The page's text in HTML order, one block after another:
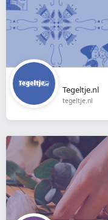
Tegeltje.nl
tegeltje.nl